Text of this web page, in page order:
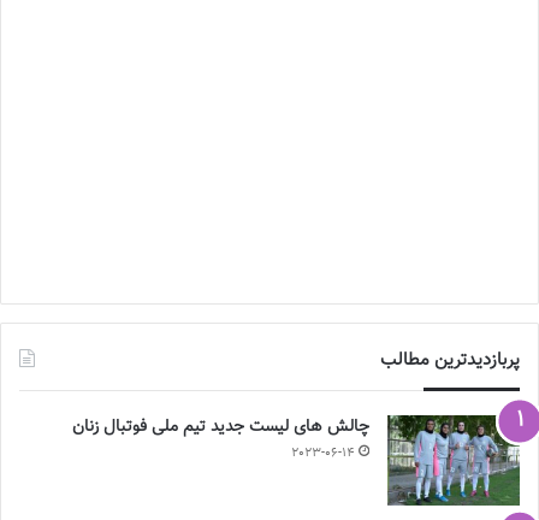
پربازدیدترین مطالب
چالش هاى ليست جدید تيم ملى فوتبال زنان
2023-06-14